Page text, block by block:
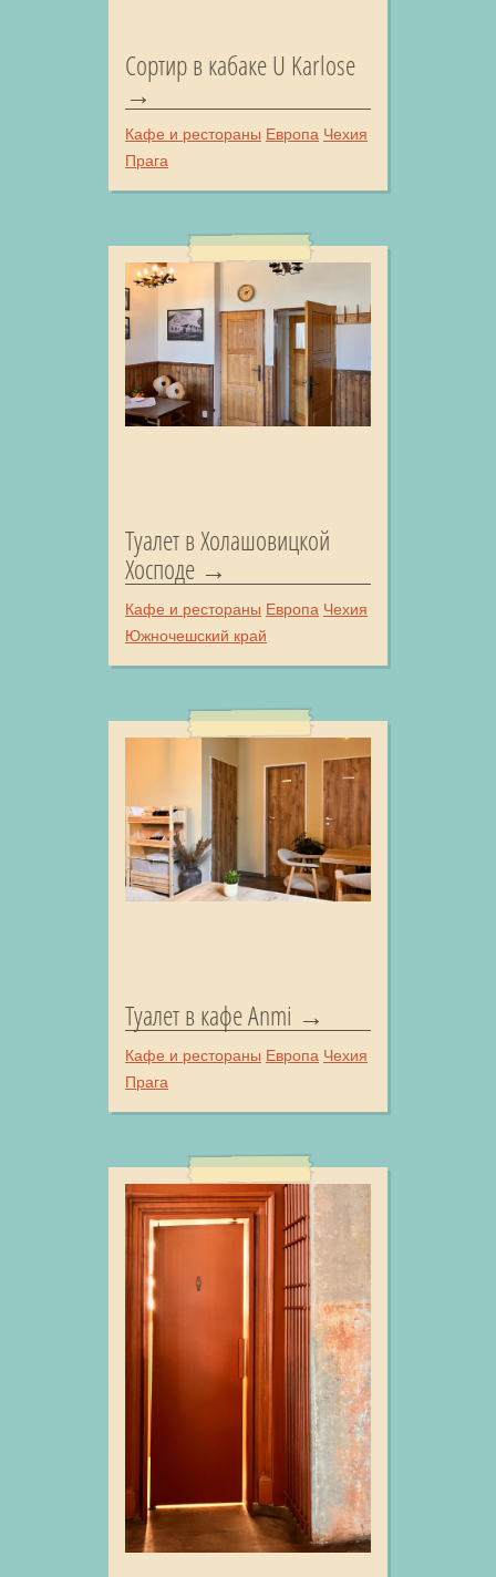
Сортир в кабаке U Karlose
Кафе и рестораны Европа Чехия
Прага
Туалет в Холашовицкой
Хосподе
Кафе и рестораны Европа Чехия
Южночешский край
Туалет в кафе Anmi
Кафе и рестораны Европа Чехия
Прага